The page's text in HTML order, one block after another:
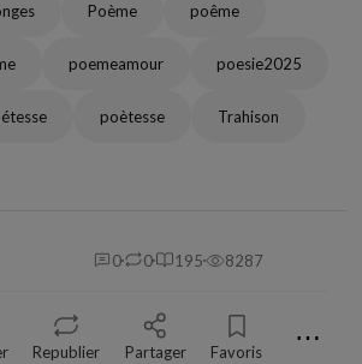
Poème poême
poemeamour poesie2025
poètesse Trahison
0 0 195 8287
Republier Partager Favoris ⋯